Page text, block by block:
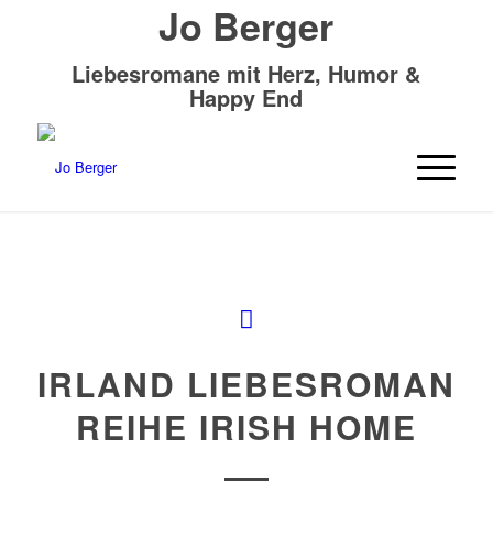
Jo Berger
Liebesromane mit Herz, Humor &
Happy End
IRLAND LIEBESROMAN
REIHE IRISH HOME